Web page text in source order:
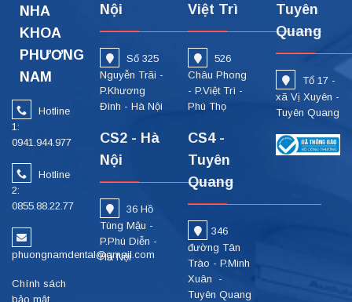
NHA
KHOA
PHƯƠNG
NAM
Hotline
1:
0941.944.977
Hotline
2:
0855.88.22.77
phuongnamdental@gmail.com
Chính sách
bảo mật
Nội
Số 325
Nguyễn Trãi -
P.Khương
Đình - Hà Nội
CS2 - Hà
Nội
36 Hồ
Tùng Mậu -
P.Phú Diễn -
Hà Nội
Việt Trì
526
Châu Phong
- P.Việt Trì -
Phú Thọ
CS4 -
Tuyên
Quang
346
đường Tân
Trào - P.Minh
Xuân -
Tuyên Quang
Tuyên
Quang
Tổ 17 -
xã Vị Xuyên -
Tuyên Quang